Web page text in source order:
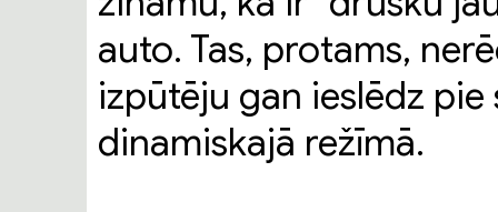
auto. Tas, protams,
izpūtēju gan ieslēdz
dinamiskajā režīmā.